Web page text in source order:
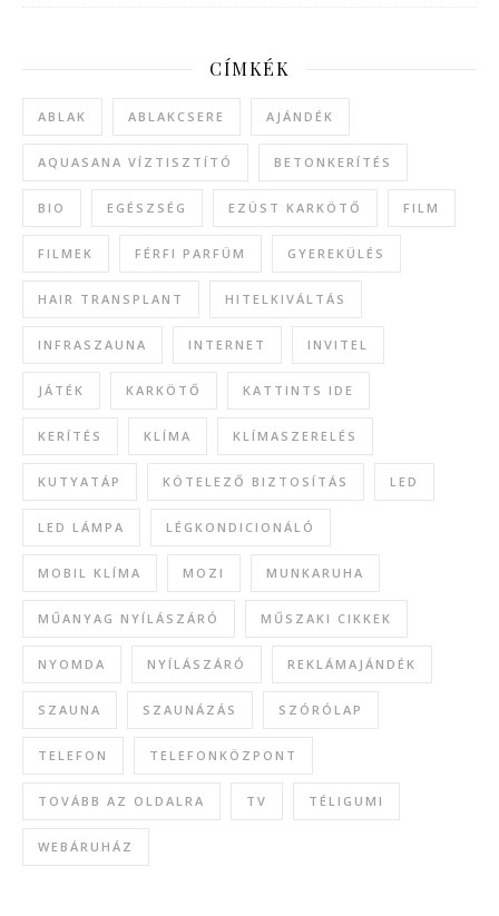
CÍMKÉK
ABLAK ABLAKCSERE AJÁNDÉK
AQUASANA VÍZTISZTÍTÓ BETONKERÍTÉS
BIO EGÉSZSÉG EZÜST KARKÖTŐ FILM
FILMEK FÉRFI PARFÜM GYEREKÜLÉS
HAIR TRANSPLANT HITELKIVÁLTÁS
INFRASZAUNA INTERNET INVITEL
JÁTÉK KARKÖTŐ KATTINTS IDE
KERÍTÉS KLÍMA KLÍMASZERELÉS
KUTYATÁP KÖTELEZŐ BIZTOSÍTÁS LED
LED LÁMPA LÉGKONDICIONÁLÓ
MOBIL KLÍMA MOZI MUNKARUHA
MŰANYAG NYÍLÁSZÁRÓ MŰSZAKI CIKKEK
NYOMDA NYÍLÁSZÁRÓ REKLÁMAJÁNDÉK
SZAUNA SZAUNÁZÁS SZÓRÓLAP
TELEFON TELEFONKÖZPONT
TOVÁBB AZ OLDALRA TV TÉLIGUMI
WEBÁRUHÁZ